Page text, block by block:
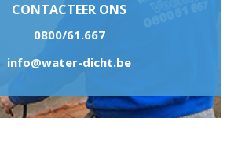
CONTACTEER ONS
0800/61.667
info@water-dicht.be